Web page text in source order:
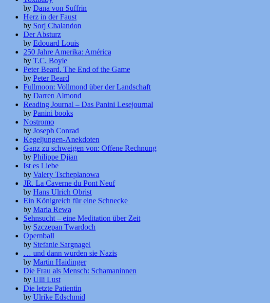
by Dana von Suffrin
Herz in der Faust
by Sorj Chalandon
Der Absturz
by Edouard Louis
250 Jahre Amerika: América
by T.C. Boyle
Peter Beard. The End of the Game
by Peter Beard
Fullmoon: Vollmond über der Landschaft
by Darren Almond
Reading Journal – Das Panini Lesejournal
by Panini books
Nostromo
by Joseph Conrad
Kegeljungen-Anekdoten
Ganz zu schweigen von: Offene Rechnung
by Philippe Djian
Ist es Liebe
by Valery Tscheplanowa
JR. La Caverne du Pont Neuf
by Hans Ulrich Obrist
Ein Königreich für eine Schnecke
by Maria Rewa
Sehnsucht – eine Meditation über Zeit
by Szczepan Twardoch
Opernball
by Stefanie Sargnagel
… und dann wurden sie Nazis
by Martin Haidinger
Die Frau als Mensch: Schamaninnen
by Ulli Lust
Die letzte Patientin
by Ulrike Edschmid